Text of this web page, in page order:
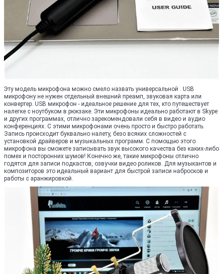
Эту модель микрофона можно смело назвать универсальной . USB
микрофону не нужен отдельный внешний преамп, звуковая карта или
конвертер. USB микрофон - идеальное решение для тех, кто путешествует
налегке с ноутбуком в рюкзаке. Эти микрофоны идеально работают в Skype
и других программах, отлично зарекомендовали себя в видео и аудио
конференциях. С этими микрофонами очень просто и быстро работать.
Запись происходит буквально налету, безо всяких сложностей с
установкой драйверов и музыкальных программ. С помощью этого
микрофона вы сможете записывать звук высокого качества без каких-либо
помех и посторонних шумов! Конечно же, такие микрофоны отлично
годятся для записи подкастов, озвучки видео роликов. Для музыкантов и
композиторов это идеальный вариант для быстрой записи набросков и
работы с аранжировкой.